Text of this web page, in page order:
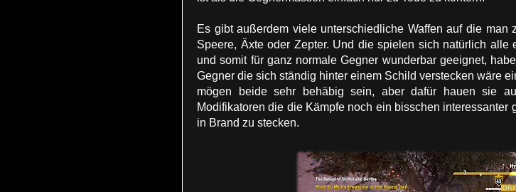
Es gibt außerdem viele unterschiedliche Waffen auf die man
Speere, Äxte oder Zepter. Und die spielen sich natürlich alle
und somit für ganz normale Gegner wunderbar geeignet,
Gegner die sich ständig hinter einem Schild verstecken wäre
mögen beide sehr behäbig sein, aber dafür hauen sie
Modifikatoren die die Kämpfe noch ein bisschen
in Brand zu stecken.